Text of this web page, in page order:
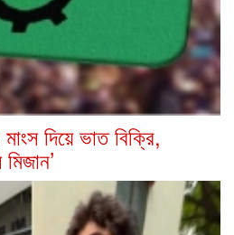
দিয়ে ভাত বিক্রি,